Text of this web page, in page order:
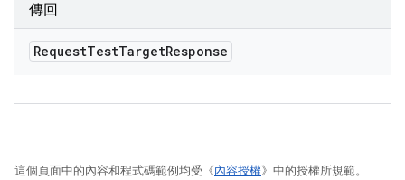
傳回
RequestTestTargetResponse
這個頁面中的內容和程式碼範例均受《內容授權》中的授權所規範。